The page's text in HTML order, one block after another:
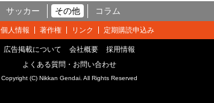
サッカー その他 コラム
個人情報 著作権 リンク 定期購読申込み
広告掲載について 会社概要
採用情報
よくある質問・お問い合わせ
Copyright (C) Nikkan Gendai. All Rights Reserved